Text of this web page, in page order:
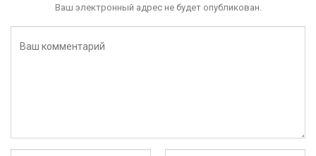
Ваш электронный адрес не будет опубликован.